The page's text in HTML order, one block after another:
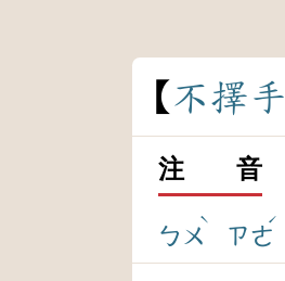
不擇手
注 音
ㄅㄨ
ˋ
ㄗㄜ
ˊ